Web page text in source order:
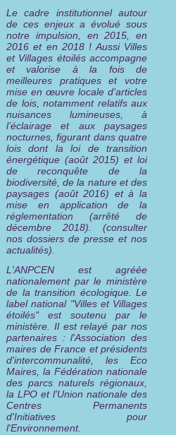
Le cadre institutionnel autour
de ces enjeux a évolué sous
notre impulsion, en 2015, en
2016 et en 2018 ! Aussi Villes
et Villages étoilés accompagne
et valorise à la fois de
meilleures pratiques et votre
mise en œuvre locale d’articles
de lois, notamment relatifs aux
nuisances lumineuses, à
l’éclairage et aux paysages
nocturnes, figurant dans quatre
lois dont la loi de transition
énergétique (août 2015) et loi
de reconquête de la
biodiversité, de la nature et des
paysages (août 2016) et à la
mise en application de la
réglementation (arrêté de
décembre 2018). (consulter
nos dossiers de presse et nos
actualités).
L'ANPCEN est agréée
nationalement par le ministère
de la transition écologique. Le
label national "Villes et Villages
étoilés" est soutenu par le
ministère. Il est relayé par nos
partenaires : l'Association des
maires de France et présidents
d'intercommunalité, les Eco
Maires, la Fédération nationale
des parcs naturels régionaux,
la LPO et l'Union nationale des
Centres Permanents
d'Initiatives pour
l'Environnement.